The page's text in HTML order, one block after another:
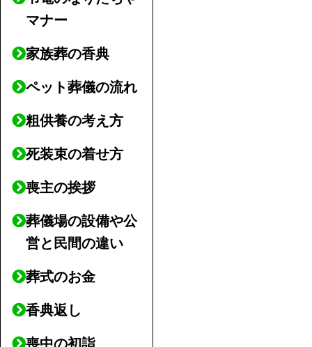
マナー
家族葬の香典
ペット葬儀の流れ
粗供養の考え方
死装束の着せ方
喪主の挨拶
葬儀場の設備や公
営と民間の違い
葬式のお金
香典返し
喪中の初詣